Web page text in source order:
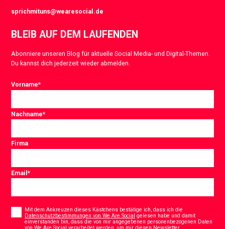
sprichmituns@wearesocial.de
BLEIB AUF DEM LAUFENDEN
Abonniere unseren Blog für aktuelle Social Media- und Digital-Themen.
Du kannst dich jederzeit wieder abmelden.
Vorname*
Nachname*
Firma
Email*
Consent
Mit dem Ankreuzen dieses Kästchens bestätige ich, dass ich die
Datenschutzbestimmungen von We Are Social gelesen habe und damit
einverstanden bin, dass die von mir angegebenen personenbezogenen Daten